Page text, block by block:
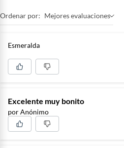
Ordenar por: Mejores evaluaciones
Esmeralda
Excelente muy bonito
por Anónimo